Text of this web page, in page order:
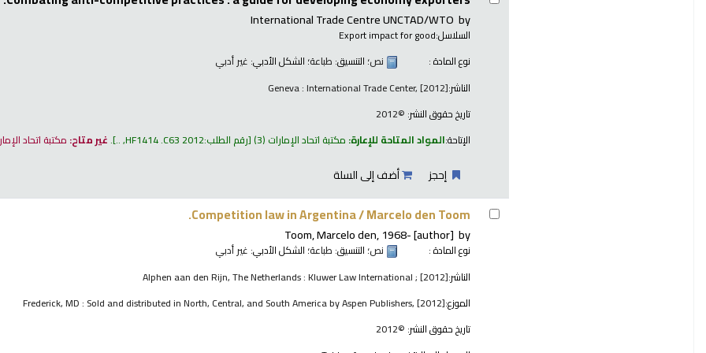
by
International Trade Centre UNCTAD/WTO
السلاسل:Export impact for good
نوع المادة :
نص؛ التنسيق: طباعة؛ الشكل الأدبي: غير أدبي
الناشر:Geneva : International Trade Center, [2012]
تاريخ حقوق النشر: ©2012
الإتاحة:المواد المتاحة للإعارة: مكتبة اتحاد الإمارات (3) رقم الطلب:HF1414 .C63 2012, ..
.غير متاح: مكتبة اتحاد
إحجز أضف إلى السلة
Competition law in Argentina /Marcelo den Toom.
by
Toom, Marcelo den, 1968-[author]
نوع المادة : نص؛ التنسيق: طباعة؛ الشكل الأدبي: غير أدبي
الناشر:Alphen aan den Rijn, The Netherlands : Kluwer Law International ; [2012]
الموزع:Frederick, MD : Sold and distributed in North, Central, and South America by Aspen Publishers, [2012]
تاريخ حقوق النشر: ©2012